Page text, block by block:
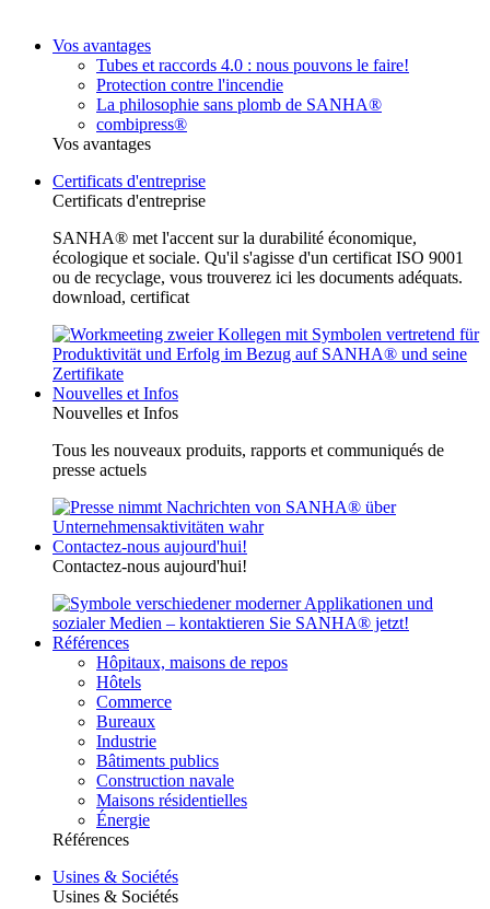
Vos avantages
Tubes et raccords 4.0 : nous pouvons le faire!
Protection contre l'incendie
La philosophie sans plomb de SANHA®
combipress®
Vos avantages
Certificats d'entreprise
Certificats d'entreprise
SANHA® met l'accent sur la durabilité économique,
écologique et sociale. Qu'il s'agisse d'un certificat ISO 9001
ou de recyclage, vous trouverez ici les documents adéquats.
download, certificat
Nouvelles et Infos
Nouvelles et Infos
Tous les nouveaux produits, rapports et communiqués de
presse actuels
Contactez-nous aujourd'hui!
Contactez-nous aujourd'hui!
Références
Hôpitaux, maisons de repos
Hôtels
Commerce
Bureaux
Industrie
Bâtiments publics
Construction navale
Maisons résidentielles
Énergie
Références
Usines & Sociétés
Usines & Sociétés